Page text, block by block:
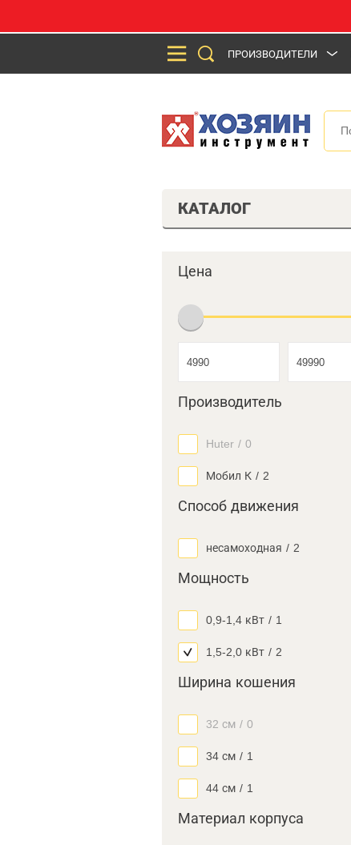
ПРОИЗВОДИТЕЛИ
КАТАЛОГ
Цена
Производитель
Huter / 0
Мобил К / 2
Способ движения
несамоходная / 2
Мощность
0,9-1,4 кВт / 1
1,5-2,0 кВт / 2
Ширина кошения
32 см / 0
34 см / 1
44 см / 1
Материал корпуса